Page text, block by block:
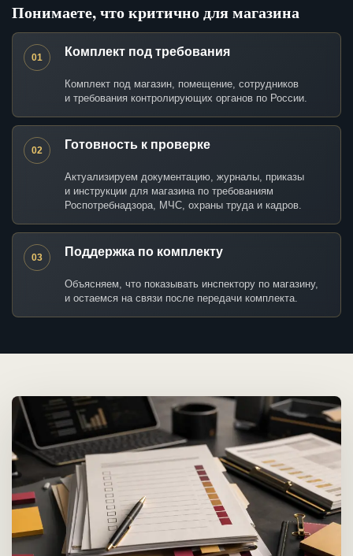
Понимаете, что критично для магазина
01 Комплект под требования
Комплект под магазин, помещение, сотрудников
и требования контролирующих органов по России.
02 Готовность к проверке
Актуализируем документацию, журналы, приказы
и инструкции для магазина по требованиям
Роспотребнадзора, МЧС, охраны труда и кадров.
03 Поддержка по комплекту
Объясняем, что показывать инспектору по магазину,
и остаемся на связи после передачи комплекта.